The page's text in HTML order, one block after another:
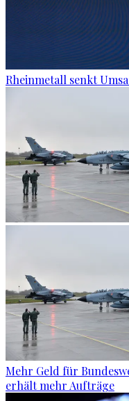
Rheinmetall senkt
Mehr Geld für
erhält mehr Aufträge